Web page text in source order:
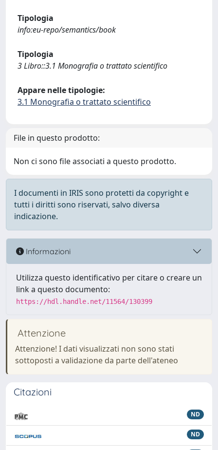
Tipologia
info:eu-repo/semantics/book
Tipologia
3 Libro::3.1 Monografia o trattato scientifico
Appare nelle tipologie:
3.1 Monografia o trattato scientifico
File in questo prodotto:
Non ci sono file associati a questo prodotto.
I documenti in IRIS sono protetti da copyright e
tutti i diritti sono riservati, salvo diversa
indicazione.
Informazioni
Utilizza questo identificativo per citare o creare un
link a questo documento:
https://hdl.handle.net/11564/130399
Attenzione
Attenzione! I dati visualizzati non sono stati
sottoposti a validazione da parte dell'ateneo
Citazioni
ND
ND